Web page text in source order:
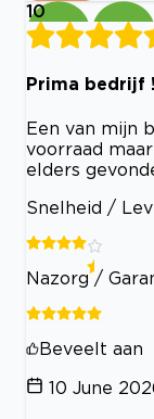
10
Prima bedrijf !
Een van mijn
voorraad
elders
Snelheid /
Nazorg /
Beveelt aan
10 June